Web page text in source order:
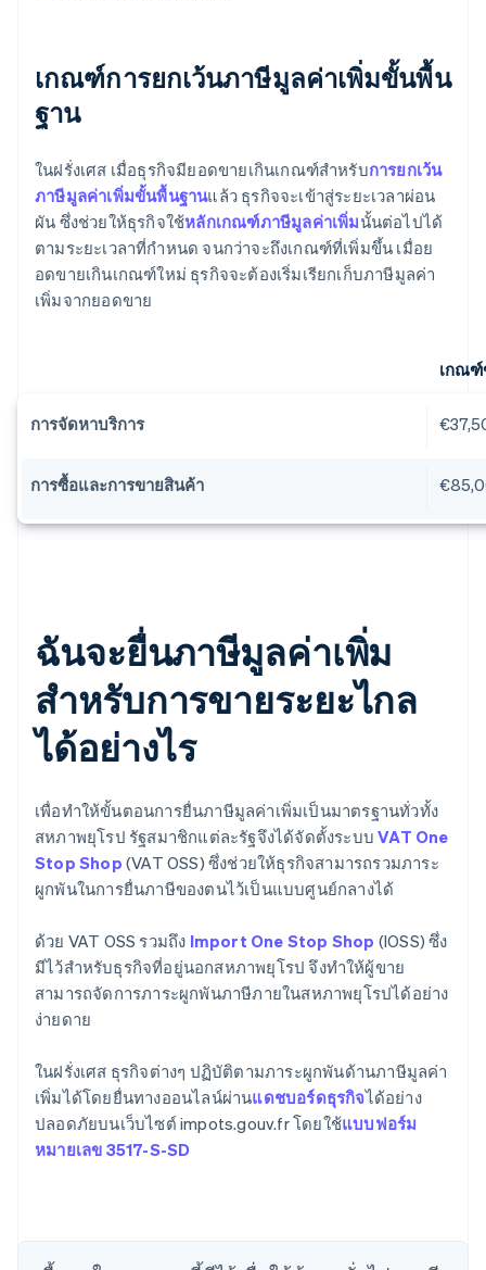
เกณฑ์การยกเว้นภาษีมูลค่าเพิ่มขั้นพื้น
ฐาน
ในฝรั่งเศส เมื่อธุรกิจมียอดขายเกินเกณฑ์สำหรับการยกเว้น
ภาษีมูลค่าเพิ่มขั้นพื้นฐานแล้ว ธุรกิจจะเข้าสู่ระยะเวลาผ่อน
ผัน ซึ่งช่วยให้ธุรกิจใช้หลักเกณฑ์ภาษีมูลค่าเพิ่มนั้นต่อไปได้
ตามระยะเวลาที่กำหนด จนกว่าจะถึงเกณฑ์ที่เพิ่มขึ้น เมื่อย
อดขายเกินเกณฑ์ใหม่ ธุรกิจจะต้องเริ่มเรียกเก็บภาษีมูลค่า
เพิ่มจากยอดขาย
เกณฑ์
การจัดหาบริการ
การซื้อและการขายสินค้า
ฉันจะยื่นภาษีมูลค่าเพิ่ม
สำหรับการขายระยะไกล
ได้อย่างไร
เพื่อทำให้ขั้นตอนการยื่นภาษีมูลค่าเพิ่มเป็นมาตรฐานทั่วทั้ง
สหภาพยุโรป รัฐสมาชิกแต่ละรัฐจึงได้จัดตั้งระบบVAT One
Stop Shop (VAT OSS) ซึ่งช่วยให้ธุรกิจสามารถรวมภาระ
ผูกพันในการยื่นภาษีของตนไว้เป็นแบบศูนย์กลางได้
ด้วย VAT OSS รวมถึง Import One Stop Shop (IOSS) ซึ่ง
มีไว้สำหรับธุรกิจที่อยู่นอกสหภาพยุโรป จึงทำให้ผู้ขาย
สามารถจัดการภาระผูกพันภาษีภายในสหภาพยุโรปได้อย่าง
ง่ายดาย
ในฝรั่งเศส ธุรกิจต่างๆ ปฏิบัติตามภาระผูกพันด้านภาษีมูลค่า
เพิ่มได้โดยยื่นทางออนไลน์ผ่านแดชบอร์ดธุรกิจได้อย่าง
ปลอดภัยบนเว็บไซต์ impots.gouv.fr โดยใช้แบบฟอร์ม
หมายเลข 3517-S-SD